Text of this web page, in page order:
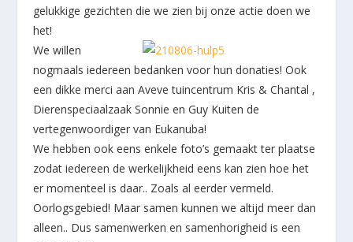
gelukkige gezichten die we zien bij onze actie doen we
het!
We willen
nogmaals iedereen bedanken voor hun donaties! Ook
een dikke merci aanAveve tuincentrum Kris & Chantal ,
Dierenspeciaalzaak Sonnie en Guy Kuiten de
vertegenwoordiger van Eukanuba!
We hebben ook eens enkele foto’s gemaakt ter plaatse
zodat iedereen de werkelijkheid eens kan zien hoe het
er momenteel is daar.. Zoals al eerder vermeld.
Oorlogsgebied! Maar samen kunnen we altijd meer dan
alleen.. Dus samenwerken en samenhorigheid is een